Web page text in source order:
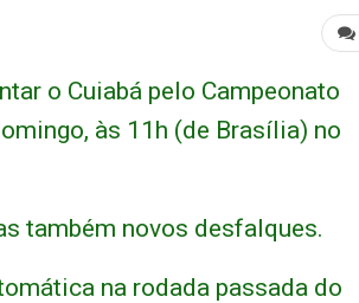
o Cuiabá pelo Campeonato
às 11h (de Brasília) no
também novos desfalques.
na rodada passada do